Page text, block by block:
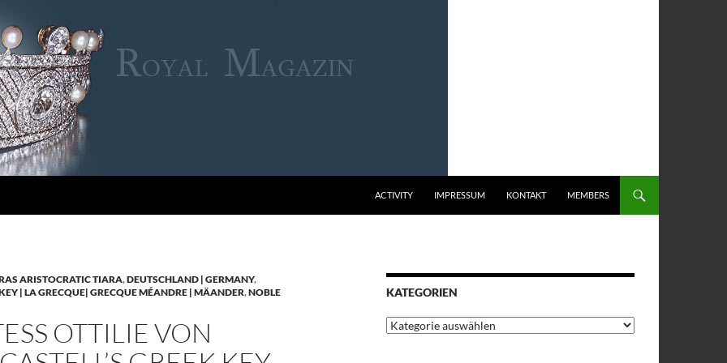
ACTIVITY IMPRESSUM KONTAKT MEMBERS
ARISTOCRATIC TIARA,DEUTSCHLAND | GERMANY,
| LA GRECQUE| GRECQUE MÉANDRE | MÄANDER,NOBLE
OTTILIE VON
KATEGORIEN
Kategorien